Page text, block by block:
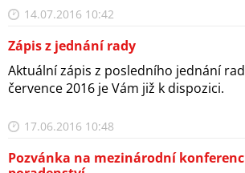
14.07.2016 10:42
Zápis z jednání rady
Aktuální zápis z posledního jednání
července 2016 je Vám již k dispozici.
17.06.2016 10:48
Pozvánka na mezinárodní